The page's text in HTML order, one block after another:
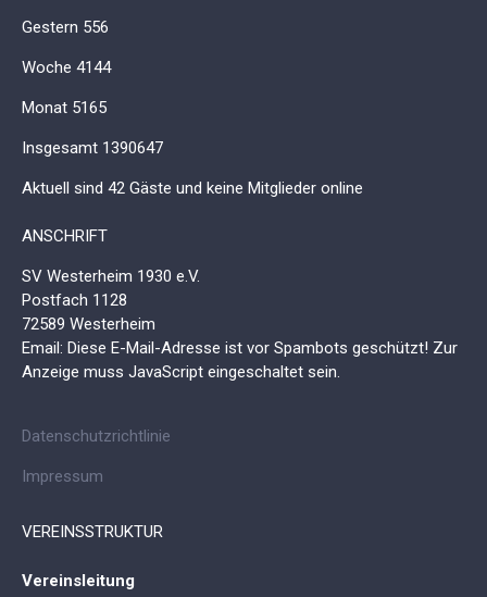
Gestern 556
Woche 4144
Monat 5165
Insgesamt 1390647
Aktuell sind 42 Gäste und keine Mitglieder online
ANSCHRIFT
SV Westerheim 1930 e.V.
Postfach 1128
72589 Westerheim
Email: Diese E-Mail-Adresse ist vor Spambots geschützt! Zur
Anzeige muss JavaScript eingeschaltet sein.
Datenschutzrichtlinie
Impressum
VEREINSSTRUKTUR
Vereinsleitung